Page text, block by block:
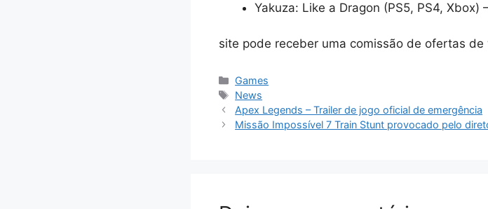
Yakuza: Like a Dragon (PS5, PS4, Xbox)
site pode receber uma comissão de ofertas de
Categorias
Games
Tags
News
Apex Legends – Trailer de jogo oficial de emergência
Missão Impossível 7 Train Stunt provocado pelo